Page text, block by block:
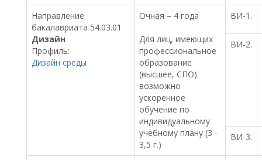
Направление
бакалавриата 54.03.01
Дизайн
Профиль:
Дизайн среды
Очная – 4 года
Для лиц, имеющих
профессиональное
образование
(высшее, СПО)
возможно
ускоренное
обучение по
индивидуальному
учебному плану (3 -
3,5 г.)
ВИ-1.
ВИ-2.
ВИ-3.